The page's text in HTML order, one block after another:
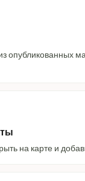
опубликованных
на карте и